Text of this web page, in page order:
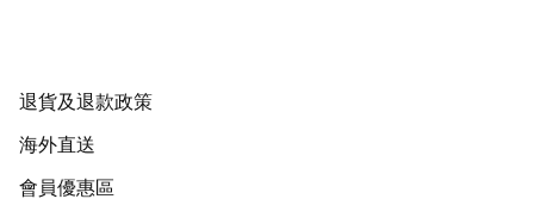
退貨及退款政策
海外直送
會員優惠區